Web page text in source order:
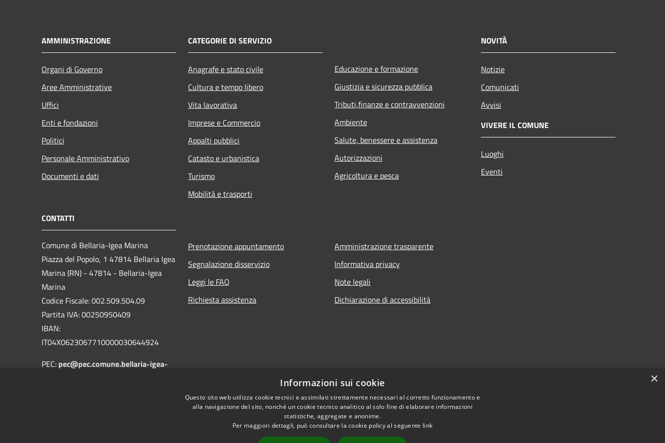
AMMINISTRAZIONE
Organi di Governo
Aree Amministrative
Uffici
Enti e fondazioni
Politici
Personale Amministrativo
Documenti e dati
CATEGORIE DI SERVIZIO
Anagrafe e stato civile
Cultura e tempo libero
Vita lavorativa
Imprese e Commercio
Appalti pubblici
Catasto e urbanistica
Turismo
Mobilità e trasporti
Educazione e formazione
Giustizia e sicurezza pubblica
Tributi,finanze e contravvenzioni
Ambiente
Salute, benessere e assistenza
Autorizzazioni
Agricoltura e pesca
NOVITÀ
Notizie
Comunicati
Avvisi
VIVERE IL COMUNE
Luoghi
Eventi
CONTATTI
Comune di Bellaria-Igea Marina
Piazza del Popolo, 1 47814 Bellaria Igea
Marina (RN) - 47814 - Bellaria-Igea
Marina
Codice Fiscale: 002.509.504.09
Partita IVA: 00250950409
IBAN:
IT04X0623067710000030644924
PEC: pec@pec.comune.bellaria-igea-
Prenotazione appuntamento
Segnalazione disservizio
Leggi le FAQ
Richiesta assistenza
Amministrazione trasparente
Informativa privacy
Note legali
Dichiarazione di accessibilità
×
Informazioni sui cookie
Questo sito web utilizza cookie tecnici e assimilati strettamente necessari al corretto funzionamento e
alla navigazione del sito, nonché un cookie tecnico analitico al solo fine di elaborare informazioni
statistiche, aggregate e anonime.
Per maggiori dettagli, può consultare la cookie policy al seguente link